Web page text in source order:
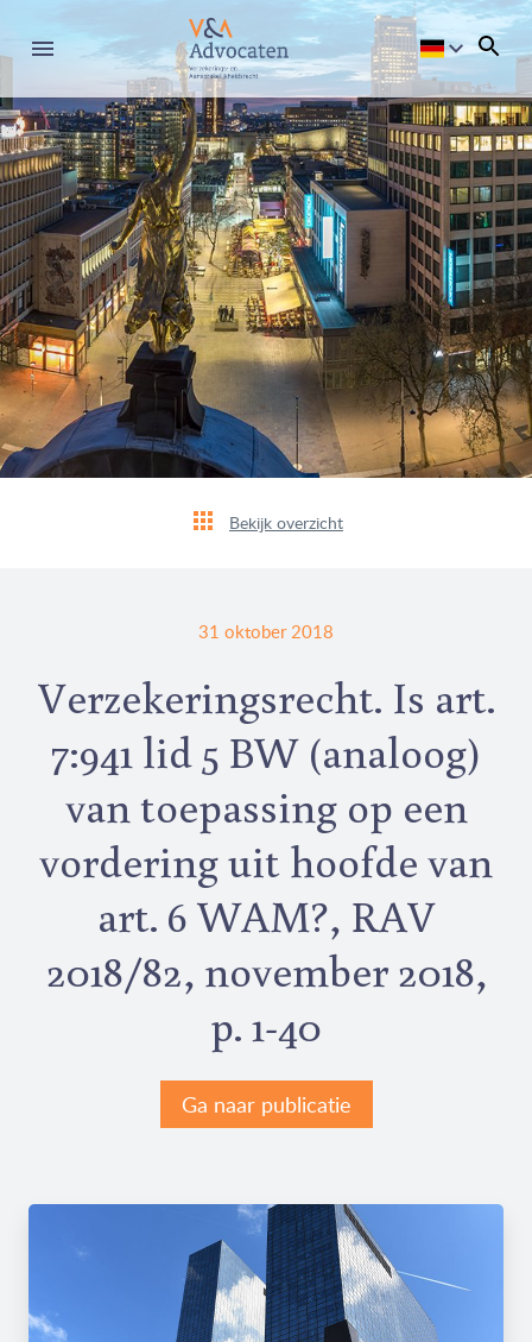
Bekijk overzicht
31 oktober 2018
Verzekeringsrecht. Is art.
7:941 lid 5 BW (analoog)
van toepassing op een
vordering uit hoofde van
art. 6 WAM?, RAV
2018/82, november 2018,
p. 1-40
Ga naar publicatie